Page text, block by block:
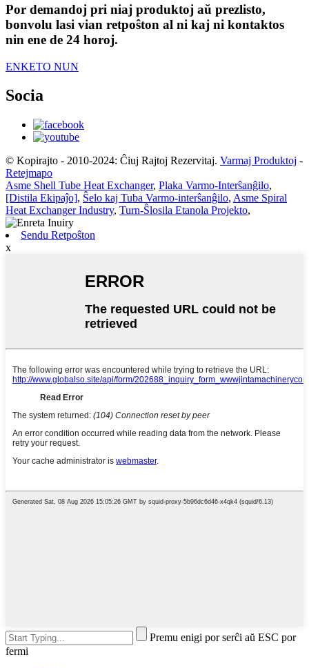
Por demandoj pri niaj produktoj aŭ prezlisto,
bonvolu lasi vian retpoŝton al ni kaj ni kontaktos
nin ene de 24 horoj.
ENKETO NUN
Socia
© Kopirajto - 2010-2024: Ĉiuj Rajtoj Rezervitaj. Varmaj Produktoj -
Retejmapo
Asme Shell Tube Heat Exchanger, Plaka Varmo-Interŝanĝilo,
[Distila Ekipaĵo], Ŝelo kaj Tuba Varmo-interŝanĝilo, Asme Spiral
Heat Exchanger Industry, Turn-Ŝlosila Etanola Projekto,
Sendu Retpoŝton
x
Premu enigi por serĉi aŭ ESC por
fermi